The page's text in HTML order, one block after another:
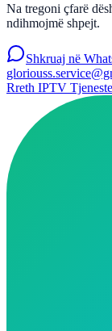
Na tregoni çfarë
ndihmojmë shpejt.
Shkruaj në
Rreth IPTV Tjeneste